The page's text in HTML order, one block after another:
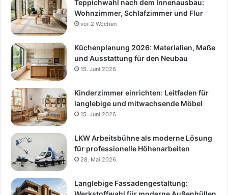
Teppichwahl nach dem Innenausbau:
Wohnzimmer, Schlafzimmer und Flur
vor 2 Wochen
Küchenplanung 2026: Materialien, Maße
und Ausstattung für den Neubau
15. Juni 2026
Kinderzimmer einrichten: Leitfaden für
langlebige und mitwachsende Möbel
15. Juni 2026
LKW Arbeitsbühne als moderne Lösung
für professionelle Höhenarbeiten
28. Mai 2026
Langlebige Fassadengestaltung: